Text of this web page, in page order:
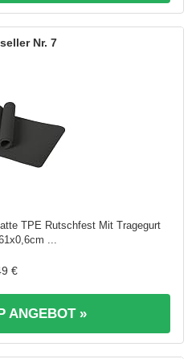
7
TPE Rutschfest Mit Tragegurt
...
€
ANGEBOT »